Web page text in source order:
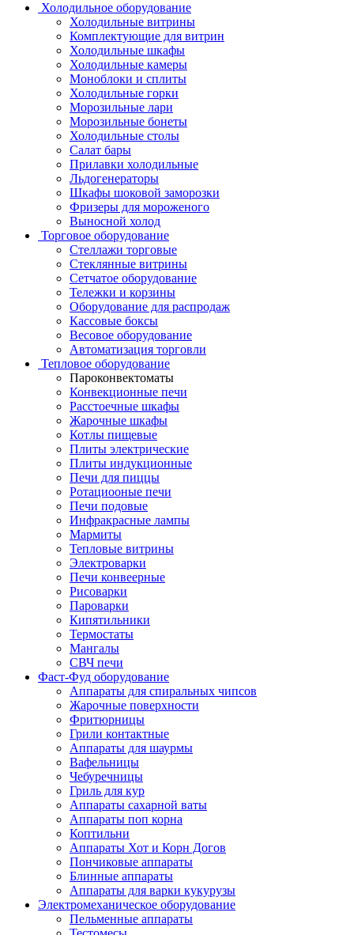
Холодильное оборудование
Холодильные витрины
Комплектующие для витрин
Холодильные шкафы
Холодильные камеры
Моноблоки и сплиты
Холодильные горки
Морозильные лари
Морозильные бонеты
Холодильные столы
Салат бары
Прилавки холодильные
Льдогенераторы
Шкафы шоковой заморозки
Фризеры для мороженого
Выносной холод
Торговое оборудование
Стеллажи торговые
Стеклянные витрины
Сетчатое оборудование
Тележки и корзины
Оборудование для распродаж
Кассовые боксы
Весовое оборудование
Автоматизация торговли
Тепловое оборудование
Пароконвектоматы
Конвекционные печи
Расстоечные шкафы
Жарочные шкафы
Котлы пищевые
Плиты электрические
Плиты индукционные
Печи для пиццы
Ротациооные печи
Печи подовые
Инфракрасные лампы
Мармиты
Тепловые витрины
Электроварки
Печи конвеерные
Рисоварки
Пароварки
Кипятильники
Термостаты
Мангалы
СВЧ печи
Фаст-Фуд оборудование
Аппараты для спиральных чипсов
Жарочные поверхности
Фритюрницы
Грили контактные
Аппараты для шаурмы
Вафельницы
Чебуречницы
Гриль для кур
Аппараты сахарной ваты
Аппараты поп корна
Коптильни
Аппараты Хот и Корн Догов
Пончиковые аппараты
Блинные аппараты
Аппараты для варки кукурузы
Электромеханическое оборудование
Пельменные аппараты